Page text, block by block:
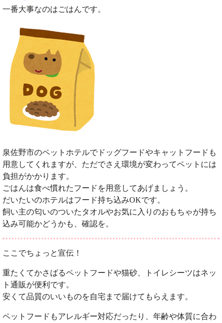
一番大事なのはごはんです。
泉佐野市のペットホテルでドッグフードやキャットフードも
用意してくれますが、ただでさえ環境が変わってペットには
負担がかかります。
ごはんは食べ慣れたフードを用意してあげましょう。
だいたいのホテルはフード持ち込みOKです。
飼い主の匂いのついたタオルやお気に入りのおもちゃが持ち
込み可能かどうかも、確認を。
ここでちょっと宣伝！
重たくてかさばるペットフードや猫砂、トイレシーツはネッ
ト通販が便利です。
安くて品質のいいものを自宅まで届けてもらえます。
ペットフードもアレルギー対応だったり、年齢や体質に合わ